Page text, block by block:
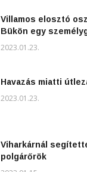
Villamos elosztó
Bükön egy
2023.01.23.
Havazás miatti
2023.01.23.
Viharkárnál
polgárőrök